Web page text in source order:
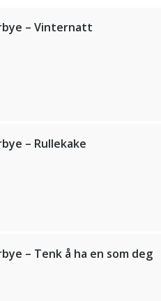
– Vinternatt
– Rullekake
– Tenk å ha en som deg